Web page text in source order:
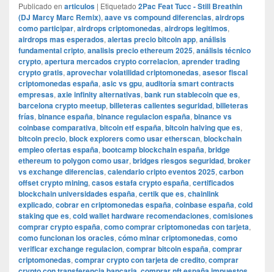
Publicado en articulos | Etiquetado 2Pac Feat Tucc - Still Breathin
(DJ Marcy Marc Remix), aave vs compound diferencias, airdrops
como participar, airdrops criptomonedas, airdrops legitimos,
airdrops mas esperados, alertas precio bitcoin app, análisis
fundamental cripto, analisis precio ethereum 2025, análisis técnico
crypto, apertura mercados crypto correlacion, aprender trading
crypto gratis, aprovechar volatilidad criptomonedas, asesor fiscal
criptomonedas españa, asic vs gpu, auditoría smart contracts
empresas, axie infinity alternativas, bank run stablecoin que es,
barcelona crypto meetup, billeteras calientes seguridad, billeteras
frías, binance españa, binance regulacion españa, binance vs
coinbase comparativa, bitcoin etf españa, bitcoin halving que es,
bitcoin precio, block explorers como usar etherscan, blockchain
empleo ofertas españa, bootcamp blockchain españa, bridge
ethereum to polygon como usar, bridges riesgos seguridad, broker
vs exchange diferencias, calendario cripto eventos 2025, carbon
offset crypto mining, casos estafa crypto españa, certificados
blockchain universidades españa, certik que es, chainlink
explicado, cobrar en criptomonedas españa, coinbase españa, cold
staking que es, cold wallet hardware recomendaciones, comisiones
comprar crypto españa, como comprar criptomonedas con tarjeta,
como funcionan los oracles, cómo minar criptomonedas, como
verificar exchange regulacion, comprar bitcoin españa, comprar
criptomonedas, comprar crypto con tarjeta de credito, comprar